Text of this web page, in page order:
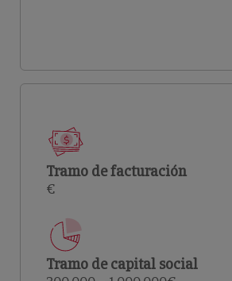
Tramo de facturación
€
Tramo de capital social